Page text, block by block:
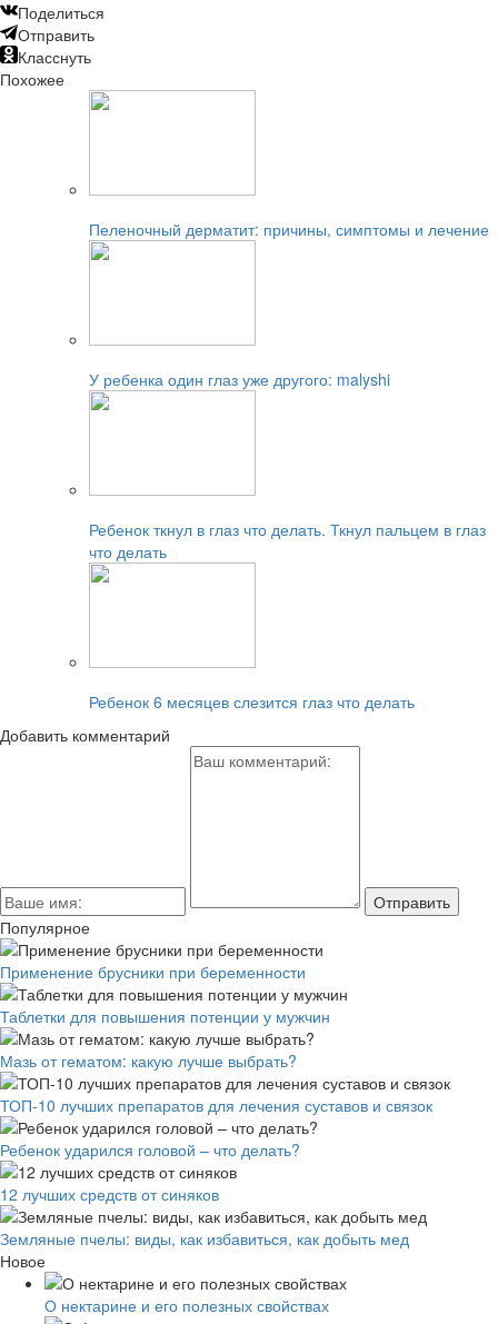
Поделиться
Отправить
Класснуть
Похожее
Пеленочный дерматит: причины, симптомы и лечение
У ребенка один глаз уже другого: malyshi
Ребенок ткнул в глаз что делать. Ткнул пальцем в глаз
что делать
Ребенок 6 месяцев слезится глаз что делать
Добавить комментарий
Популярное
Применение брусники при беременности
Таблетки для повышения потенции у мужчин
Мазь от гематом: какую лучше выбрать?
ТОП-10 лучших препаратов для лечения суставов и связок
Ребенок ударился головой – что делать?
12 лучших средств от синяков
Земляные пчелы: виды, как избавиться, как добыть мед
Новое
О нектарине и его полезных свойствах